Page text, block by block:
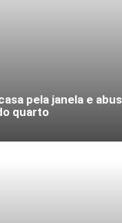
pela janela e
quarto